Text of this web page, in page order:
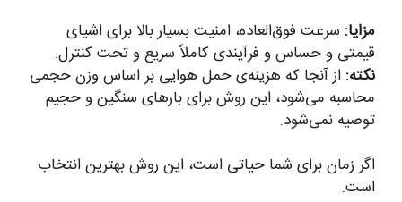
مزایا: سرعت فوق‌العاده، امنیت بسیار بالا برای اشیای
قیمتی و حساس و فرآیندی کاملاً سریع و تحت کنترل.
نکته: از آنجا که هزینه‌ی حمل هوایی بر اساس وزن حجمی
محاسبه می‌شود، این روش برای بارهای سنگین و حجیم
توصیه نمی‌شود.
اگر زمان برای شما حیاتی است، این روش بهترین انتخاب
است.